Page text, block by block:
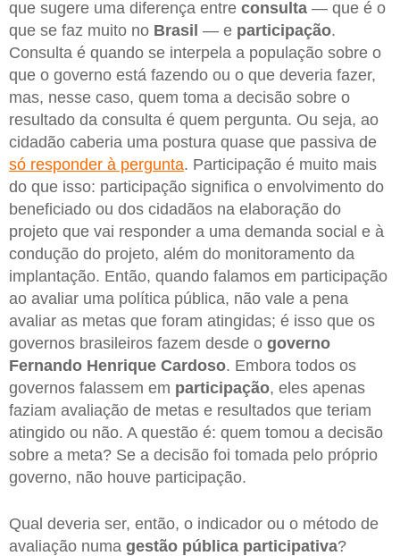
que sugere uma diferença entre consulta — que é o
que se faz muito no Brasil — e participação.
Consulta é quando se interpela a população sobre o
que o governo está fazendo ou o que deveria fazer,
mas, nesse caso, quem toma a decisão sobre o
resultado da consulta é quem pergunta. Ou seja, ao
cidadão caberia uma postura quase que passiva de
só responder à pergunta. Participação é muito mais
do que isso: participação significa o envolvimento do
beneficiado ou dos cidadãos na elaboração do
projeto que vai responder a uma demanda social e à
condução do projeto, além do monitoramento da
implantação. Então, quando falamos em participação
ao avaliar uma política pública, não vale a pena
avaliar as metas que foram atingidas; é isso que os
governos brasileiros fazem desde o governo
Fernando Henrique Cardoso. Embora todos os
governos falassem em participação, eles apenas
faziam avaliação de metas e resultados que teriam
atingido ou não. A questão é: quem tomou a decisão
sobre a meta? Se a decisão foi tomada pelo próprio
governo, não houve participação.
Qual deveria ser, então, o indicador ou o método de
avaliação numa gestão pública participativa?